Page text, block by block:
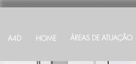
A4D HOME ÁREAS DE ATUAÇÃO